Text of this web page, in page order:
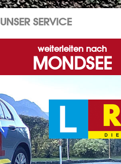
UNSER SERVICE
weiterleiten nach
MONDSEE